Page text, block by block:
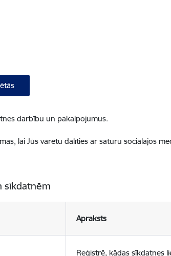
darbību un pakalpojumus.
lai Jūs varētu dalīties ar saturu sociālajos
sīkdatnēm
Apraksts
Reģistrē, kādas sīkdatnes